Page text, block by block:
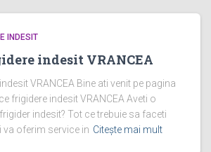
INDESIT
indesit VRANCEA
VRANCEA Bine ati venit pe pagina
frigidere indesit VRANCEA Aveti o
indesit? Tot ce trebuie sa faceti
va oferim service in Citește mai mult